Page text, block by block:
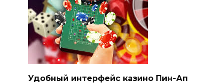
Удобный интерфейс казино Пин-Ап